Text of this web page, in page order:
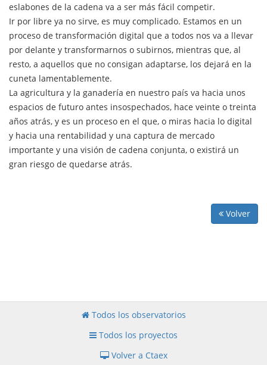
eslabones de la cadena va a ser más fácil competir.
Ir por libre ya no sirve, es muy complicado. Estamos en un
proceso de transformación digital que a todos nos va a llevar
por delante y transformarnos o subirnos, mientras que, al
resto, a aquellos que no consigan adaptarse, los dejará en la
cuneta lamentablemente.
La agricultura y la ganadería en nuestro país va hacia unos
espacios de futuro antes insospechados, hace veinte o treinta
años atrás, y es un proceso en el que, o miras hacia lo digital
y hacia una rentabilidad y una captura de mercado
importante y una visión de cadena conjunta, o existirá un
gran riesgo de quedarse atrás.
Volver
Todos los observatorios
Todos los proyectos
Volver a Ctaex